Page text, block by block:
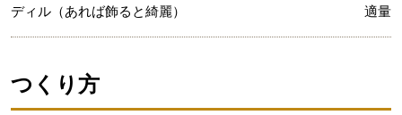
ディル（あれば飾ると綺麗） 適量
つくり方